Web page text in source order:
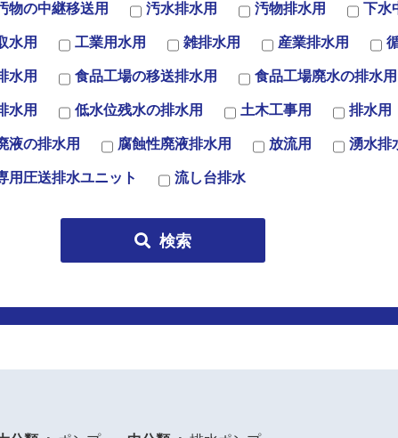
物の中継移送用 汚水排水用 汚物排水用 下水
水用 工業用水用 雑排水用 産業排水用
水用 食品工場の移送排水用 食品工場廃水の排水用
水用 低水位残水の排水用 土木工事用 排水用
液の排水用 腐蝕性廃液排水用 放流用 湧水排
用圧送排水ユニット 流し台排水
検索